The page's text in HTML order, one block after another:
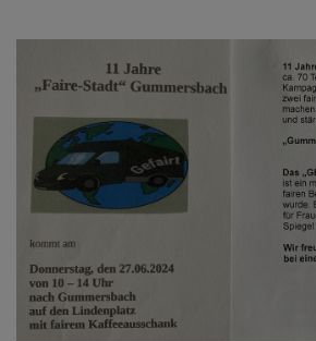
Mitgliedschaften
Mediadaten